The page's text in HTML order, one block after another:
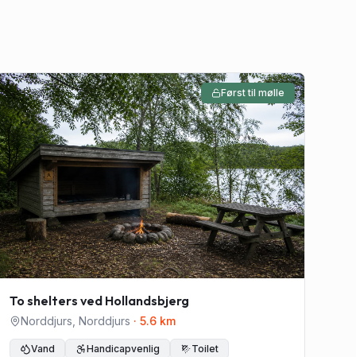
Først til mølle
To shelters ved Hollandsbjerg
Norddjurs Norddjurs · 5.6km
Vand Handicapvenlig Toilet